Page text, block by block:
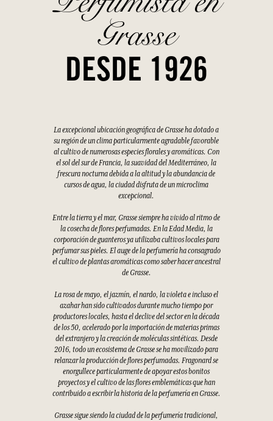
Grasse
DESDE 1926
La excepcional ubicación geográfica de Grasse ha dotado a
su región de un clima particularmente agradable favorable
al cultivo de numerosas especies florales y aromáticas. Con
el sol del sur de Francia, la suavidad del Mediterráneo, la
frescura nocturna debida a la altitud y la abundancia de
cursos de agua, la ciudad disfruta de un microclima
excepcional.
Entre la tierra y el mar, Grasse siempre ha vivido al ritmo de
la cosecha de flores perfumadas. En la Edad Media, la
corporación de guanteros ya utilizaba cultivos locales para
perfumar sus pieles. El auge de la perfumería ha consagrado
el cultivo de plantas aromáticas como saber hacer ancestral
de Grasse.
La rosa de mayo, el jazmín, el nardo, la violeta e incluso el
azahar han sido cultivados durante mucho tiempo por
productores locales, hasta el declive del sector en la década
de los 50, acelerado por la importación de materias primas
del extranjero y la creación de moléculas sintéticas. Desde
2016, todo un ecosistema de Grasse se ha movilizado para
relanzar la producción de flores perfumadas. Fragonard se
enorgullece particularmente de apoyar estos bonitos
proyectos y el cultivo de las flores emblemáticas que han
contribuido a escribir la historia de la perfumería en Grasse.
Grasse sigue siendo la ciudad de la perfumería tradicional,